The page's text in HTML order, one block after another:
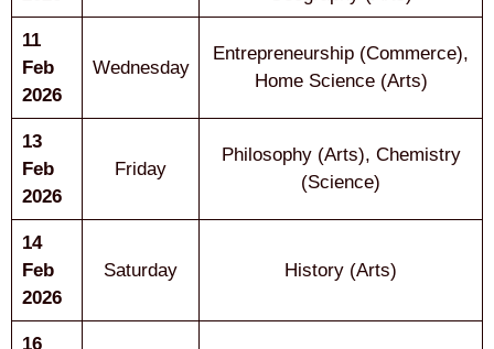
11
Feb
2026
Wednesday
Entrepreneurship (Commerce),
Home Science (Arts)
13
Feb
2026
Friday
Philosophy (Arts), Chemistry
(Science)
14
Feb
2026
Saturday History (Arts)
16